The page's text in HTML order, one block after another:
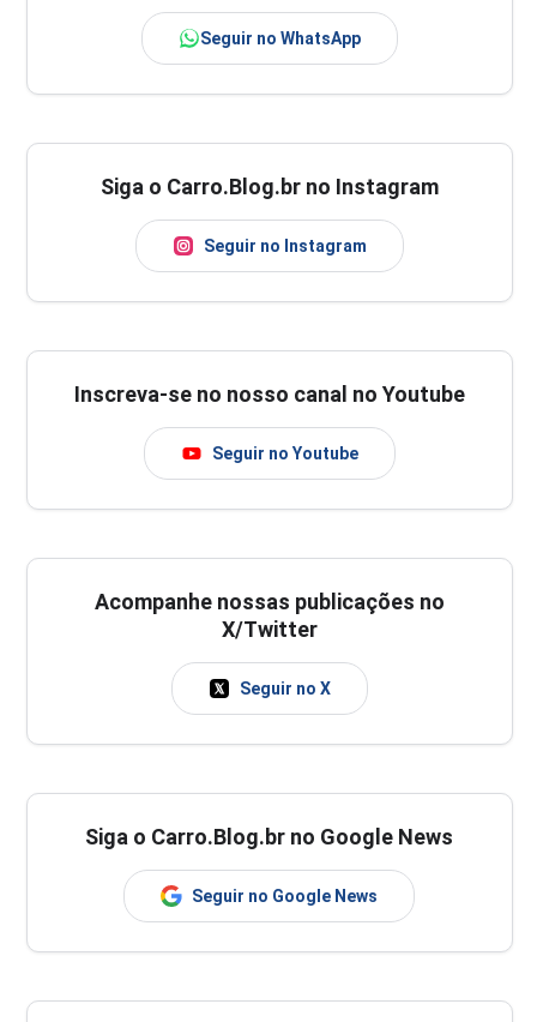
Seguir no WhatsApp
Siga o Carro.Blog.br no Instagram
Seguir no Instagram
Inscreva-se no nosso canal no Youtube
Seguir no Youtube
Acompanhe nossas publicações no
X/Twitter
Seguir no X
Siga o Carro.Blog.br no Google News
Seguir no Google News